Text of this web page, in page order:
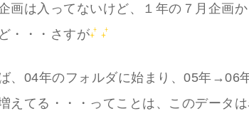
画は入ってないけど、１年の７月企画
・・・さすが
、04年のフォルダに始まり、05年→06
えてる・・・ってことは、このデータ